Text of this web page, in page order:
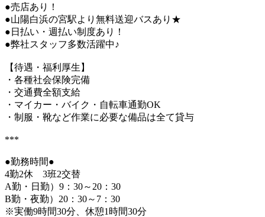
●売店あり！
●山陽白浜の宮駅より無料送迎バスあり★
●日払い・週払い制度あり！
●弊社スタッフ多数活躍中♪
【待遇・福利厚生】
・各種社会保険完備
・交通費全額支給
・マイカー・バイク・自転車通勤OK
・制服・靴など作業に必要な備品は全て貸与
***
●勤務時間●
4勤2休 3班2交替
A勤・日勤）9：30～20：30
B勤・夜勤）20：30～7：30
※実働9時間30分、休憩1時間30分